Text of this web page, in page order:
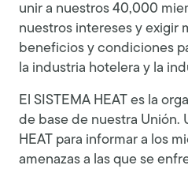
unir a nuestros 40,000
nuestros intereses y exigir
beneficios y condiciones
la industria hotelera y la
El SISTEMA HEAT es la
de base de nuestra Unión.
HEAT para informar a los
amenazas a las que se